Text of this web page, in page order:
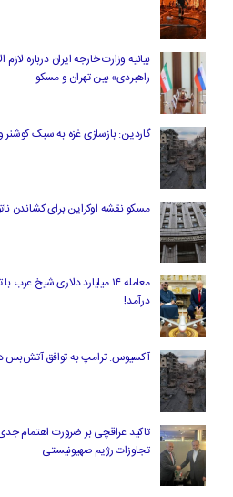
بیانیه وزارت خارجه ایران درباره
راهبردی» بین تهران و مسکو
گاردین: بازسازی غزه به سبک
مسکو نقشه اوکراین برای کشاندن
معامله ۱۴ میلیارد دلاری
درآمد!
آکسیوس: ترامپ به توافق آتش‌بس در غزه ظرف ۲ روز
تاکید عراقچی بر ضرورت اهتمام
تجاوزات رژیم صهیونیستی